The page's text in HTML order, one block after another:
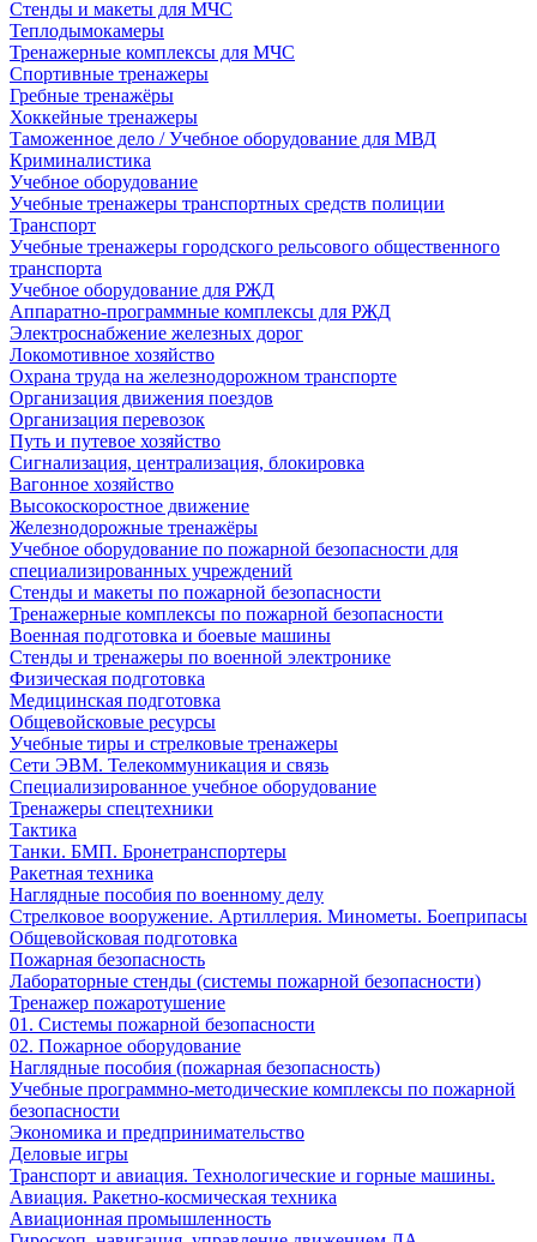
Стенды и макеты для МЧС
Теплодымокамеры
Тренажерные комплексы для МЧС
Спортивные тренажеры
Гребные тренажёры
Хоккейные тренажеры
Таможенное дело / Учебное оборудование для МВД
Криминалистика
Учебное оборудование
Учебные тренажеры транспортных средств полиции
Транспорт
Учебные тренажеры городского рельсового общественного
транспорта
Учебное оборудование для РЖД
Аппаратно-программные комплексы для РЖД
Электроснабжение железных дорог
Локомотивное хозяйство
Охрана труда на железнодорожном транспорте
Организация движения поездов
Организация перевозок
Путь и путевое хозяйство
Сигнализация, централизация, блокировка
Вагонное хозяйство
Высокоскоростное движение
Железнодорожные тренажёры
Учебное оборудование по пожарной безопасности для
специализированных учреждений
Стенды и макеты по пожарной безопасности
Тренажерные комплексы по пожарной безопасности
Военная подготовка и боевые машины
Стенды и тренажеры по военной электронике
Физическая подготовка
Медицинская подготовка
Общевойсковые ресурсы
Учебные тиры и стрелковые тренажеры
Сети ЭВМ. Телекоммуникация и связь
Специализированное учебное оборудование
Тренажеры спецтехники
Тактика
Танки. БМП. Бронетранспортеры
Ракетная техника
Наглядные пособия по военному делу
Стрелковое вооружение. Артиллерия. Минометы. Боеприпасы
Общевойсковая подготовка
Пожарная безопасность
Лабораторные стенды (системы пожарной безопасности)
Тренажер пожаротушение
01. Системы пожарной безопасности
02. Пожарное оборудование
Наглядные пособия (пожарная безопасность)
Учебные программно-методические комплексы по пожарной
безопасности
Экономика и предпринимательство
Деловые игры
Транспорт и авиация. Технологические и горные машины.
Авиация. Ракетно-космическая техника
Авиационная промышленность